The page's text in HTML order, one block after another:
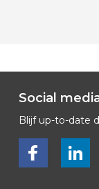
Social
Blijf up-to-date
Bekijk ons op Facebook
Bekijk